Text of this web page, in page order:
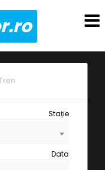
Stație
Data